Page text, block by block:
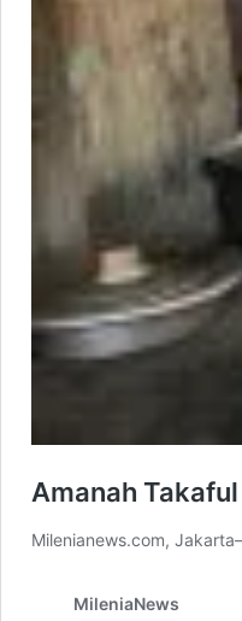
Amanah
Milenianews.com,
MileniaNews